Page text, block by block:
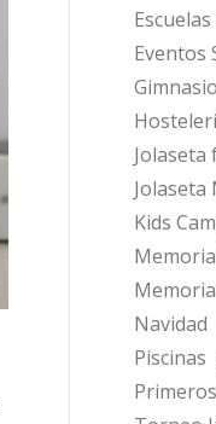
Eventos
Gimnasio
Jolaseta
Jolaseta
Kids
Navidad
Piscinas